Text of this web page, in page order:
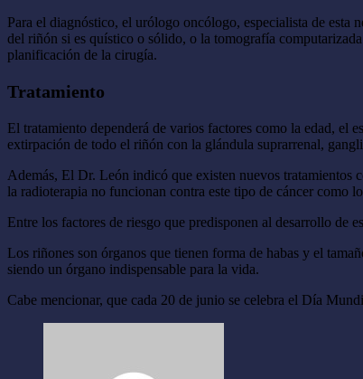
Para el diagnóstico, el urólogo oncólogo, especialista de esta
del riñón si es quístico o sólido, o la tomografía
planificación de la cirugía.
Tratamiento
El tratamiento dependerá de varios factores como la edad, el
extirpación de todo el riñón con la glándula suprarrenal,
Además, El Dr. León indicó que existen nuevos tratamientos
la radioterapia no funcionan contra este tipo de cáncer como
Entre los factores de riesgo que predisponen al desarrollo de
Los riñones son órganos que tienen forma de habas y el
siendo un órgano indispensable para la vida.
Cabe mencionar, que cada 20 de junio se celebra el Día